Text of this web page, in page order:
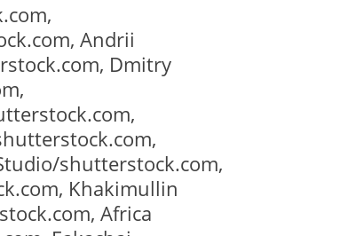
Andrii
Dmitry
shutterstock.com,
Khakimullin
Africa